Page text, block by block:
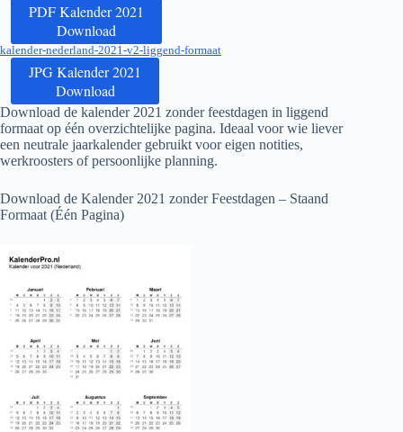
PDF Kalender 2021
Download
kalender-nederland-2021-v2-liggend-formaat
JPG Kalender 2021
Download
Download de kalender 2021 zonder feestdagen in liggend
formaat op één overzichtelijke pagina. Ideaal voor wie liever
een neutrale jaarkalender gebruikt voor eigen notities,
werkroosters of persoonlijke planning.
Download de Kalender 2021 zonder Feestdagen – Staand
Formaat (Één Pagina)